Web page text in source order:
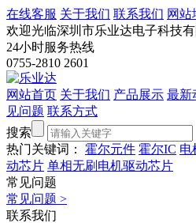
在线客服 关于我们 联系我们 网站
欢迎光临深圳市乐业达电子科技有
24小时服务热线
0755-2810 2601
网站首页 关于我们 产品展示 最新
见问题 联系方式
搜索
热门关键词：
霍尔元件 霍尔IC 电
动芯片 单相无刷电机驱动芯片
常见问题
常见问题 >
联系我们